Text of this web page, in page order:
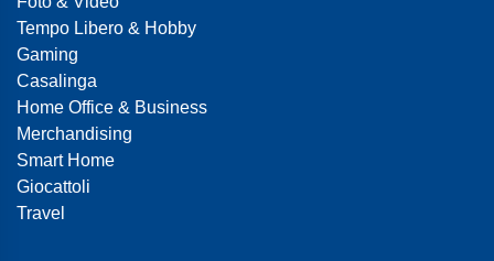
Tempo Libero & Hobby
Gaming
Casalinga
Home Office & Business
Merchandising
Smart Home
Giocattoli
Travel